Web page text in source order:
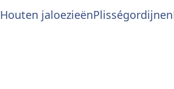
Houten jaloezieënPlisségordijnen